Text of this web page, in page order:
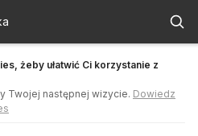
żeby ułatwić Ci korzystanie z
Twojej następnej wizycie. Dowiedz